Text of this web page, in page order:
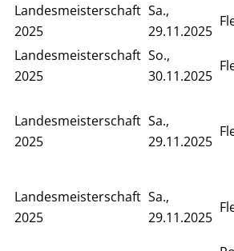
Landesmeisterschaft
2025
Sa.,
29.11.2025
Landesmeisterschaft
2025
So.,
30.11.2025
Landesmeisterschaft
2025
Sa.,
29.11.2025
Landesmeisterschaft
2025
Sa.,
29.11.2025